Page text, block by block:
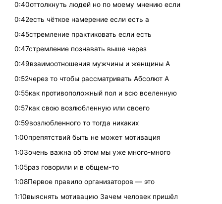
0:40оттолкнуть людей но по моему мнению если
0:42есть чёткое намерение если есть а
0:45стремление практиковать если есть
0:47стремление познавать выше через
0:49взаимоотношения мужчины и женщины А
0:52через то чтобы рассматривать Абсолют А
0:55как противоположный пол и всю вселенную
0:57как свою возлюбленную или своего
0:59возлюбленного то тогда никаких
1:00препятствий быть не может мотивация
1:03очень важна об этом мы уже много-много
1:05раз говорили и в общем-то
1:08Первое правило организаторов — это
1:10выяснять мотивацию Зачем человек пришёл